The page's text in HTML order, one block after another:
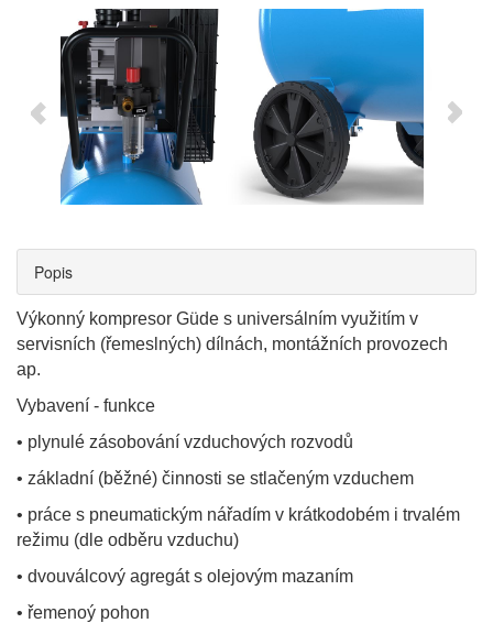
Popis
Výkonný kompresor Güde s universálním využitím v
servisních (řemeslných) dílnách, montážních provozech
ap.
Vybavení - funkce
• plynulé zásobování vzduchových rozvodů
• základní (běžné) činnosti se stlačeným vzduchem
• práce s pneumatickým nářadím v krátkodobém i trvalém
režimu (dle odběru vzduchu)
• dvouválcový agregát s olejovým mazaním
• řemenoý pohon